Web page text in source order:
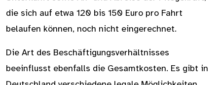
die sich auf etwa 120 bis 150 Euro pro Fahrt
belaufen können, noch nicht eingerechnet.
Die Art des Beschäftigungsverhältnisses
beeinflusst ebenfalls die Gesamtkosten. Es gibt in